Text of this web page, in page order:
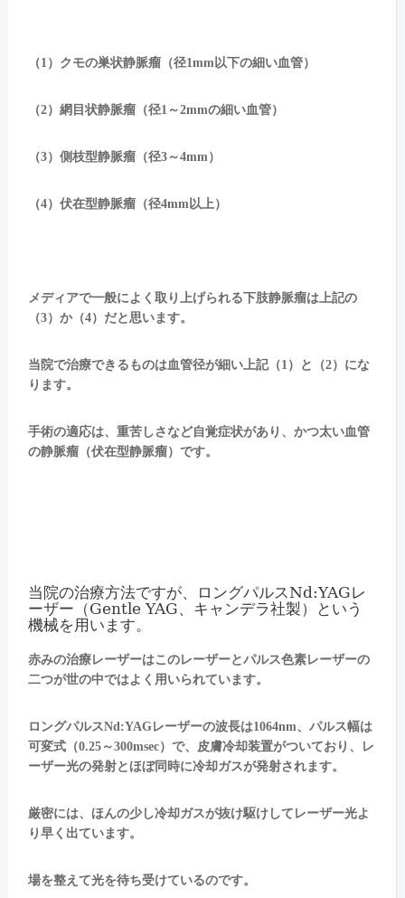
（1）クモの巣状静脈瘤（径1mm以下の細い血管）
（2）網目状静脈瘤（径1～2mmの細い血管）
（3）側枝型静脈瘤（径3～4mm）
（4）伏在型静脈瘤（径4mm以上）
メディアで一般によく取り上げられる下肢静脈瘤は上記の
（3）か（4）だと思います。
当院で治療できるものは血管径が細い上記（1）と（2）にな
ります。
手術の適応は、重苦しさなど自覚症状があり、かつ太い血管
の静脈瘤（伏在型静脈瘤）です。
当院の治療方法ですが、ロングパルスNd:YAGレ
ーザー（Gentle YAG、キャンデラ社製）という
機械を用います。
赤みの治療レーザーはこのレーザーとパルス色素レーザーの
二つが世の中ではよく用いられています。
ロングパルスNd:YAGレーザーの波長は1064nm、パルス幅は
可変式（0.25～300msec）で、皮膚冷却装置がついており、レ
ーザー光の発射とほぼ同時に冷却ガスが発射されます。
厳密には、ほんの少し冷却ガスが抜け駆けしてレーザー光よ
り早く出ています。
場を整えて光を待ち受けているのです。